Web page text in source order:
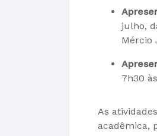
julho,
Mércio
7h30
As
acadêmica,